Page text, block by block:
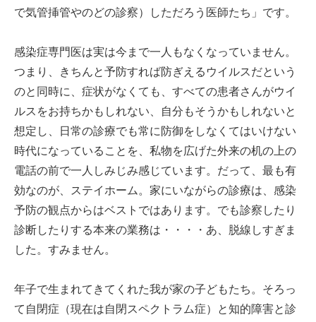
で気管挿管やのどの診察）しただろう医師たち」です。
感染症専門医は実は今まで一人もなくなっていません。
つまり、きちんと予防すれば防ぎえるウイルスだという
のと同時に、症状がなくても、すべての患者さんがウイ
ルスをお持ちかもしれない、自分もそうかもしれないと
想定し、日常の診療でも常に防御をしなくてはいけない
時代になっていることを、私物を広げた外来の机の上の
電話の前で一人しみじみ感じています。だって、最も有
効なのが、ステイホーム。家にいながらの診療は、感染
予防の観点からはベストではあります。でも診察したり
診断したりする本来の業務は・・・・あ、脱線しすぎま
した。すみません。
年子で生まれてきてくれた我が家の子どもたち。そろっ
て自閉症（現在は自閉スペクトラム症）と知的障害と診